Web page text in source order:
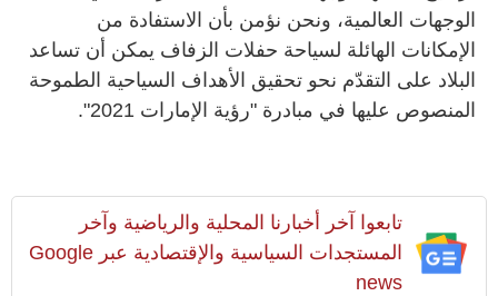
الوجهات العالمية، ونحن نؤمن بأن الاستفادة من
الإمكانات الهائلة لسياحة حفلات الزفاف يمكن أن تساعد
البلاد على التقدّم نحو تحقيق الأهداف السياحية الطموحة
المنصوص عليها في مبادرة "رؤية الإمارات 2021".
تابعوا آخر أخبارنا المحلية والرياضية وآخر
المستجدات السياسية والإقتصادية عبر Google
news